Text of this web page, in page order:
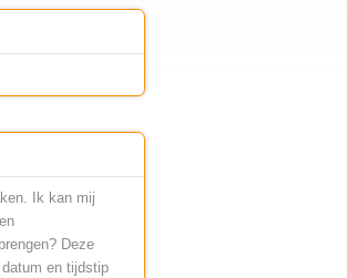
Ik kan mij
Deze
en tijdstip